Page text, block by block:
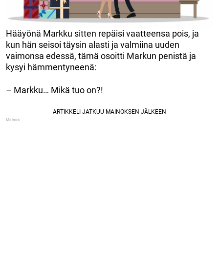
Hääyönä Markku sitten repäisi vaatteensa pois, ja
kun hän seisoi täysin alasti ja valmiina uuden
vaimonsa edessä, tämä osoitti Markun penistä ja
kysyi hämmentyneenä:
– Markku… Mikä tuo on?!